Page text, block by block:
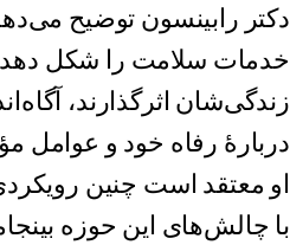
دکتر رابینسون توضیح
خدمات سلامت را شکل دهد.
زندگی‌شان اثرگذارند،
دربارهٔ رفاه خود و عوامل
او معتقد است چنین
با چالش‌های این حوزه